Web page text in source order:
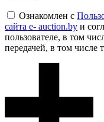
Ознакомлен с
сайта e- auction.by и
пользователе, в том
передачей, в том числе